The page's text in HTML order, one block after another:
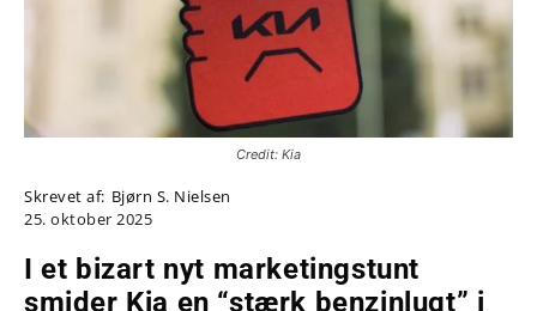
Credit: Kia
Skrevet af: Bjørn S. Nielsen
25. oktober 2025
I et bizart nyt marketingstunt
smider Kia en “stærk benzinlugt” i